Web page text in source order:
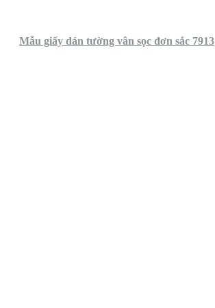
Mẫu giấy dán tường vân sọc đơn sắc 7913